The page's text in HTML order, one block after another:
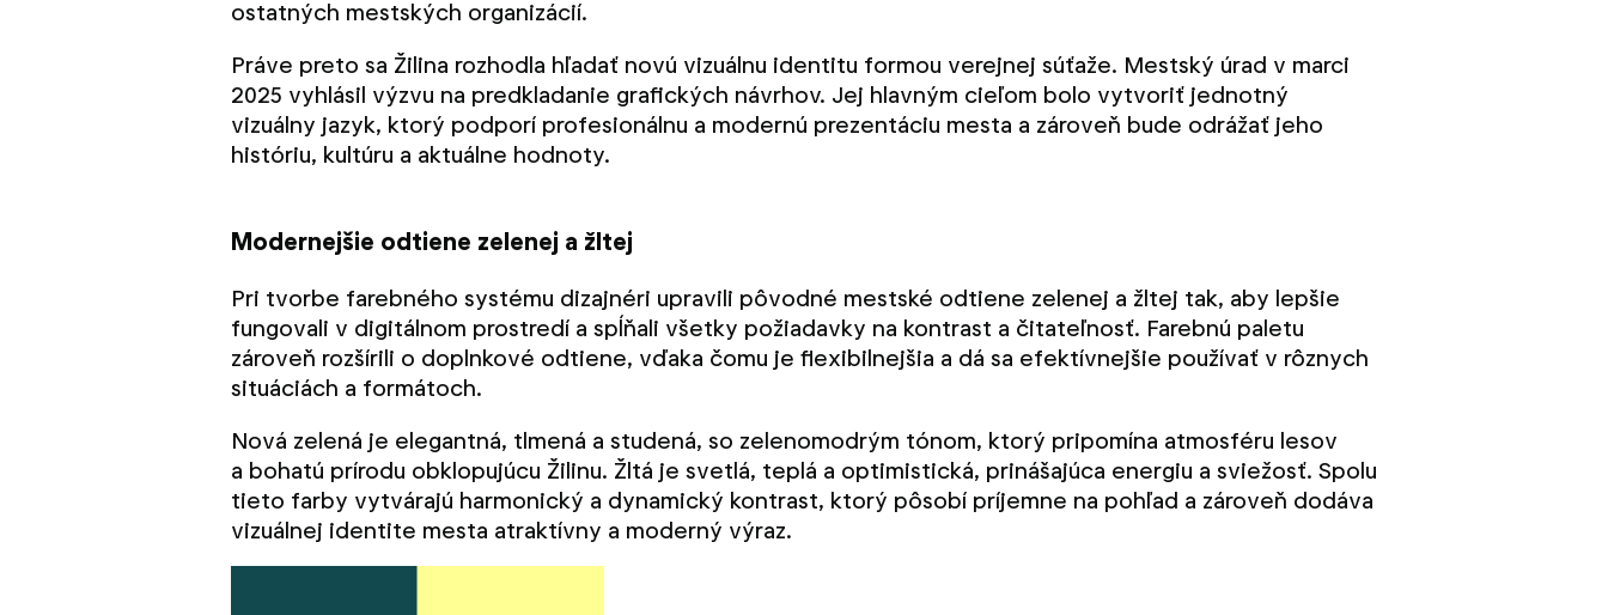
ostatných mestských organizácií.
Práve preto sa Žilina rozhodla hľadať novú vizuálnu identitu formou verejnej súťaže. Mestský úrad v marci
2025 vyhlásil výzvu na predkladanie grafických návrhov. Jej hlavným cieľom bolo vytvoriť jednotný
vizuálny jazyk, ktorý podporí profesionálnu a modernú prezentáciu mesta a zároveň bude odrážať jeho
históriu, kultúru a aktuálne hodnoty.
Modernejšie odtiene zelenej a žltej
Pri tvorbe farebného systému dizajnéri upravili pôvodné mestské odtiene zelenej a žltej tak, aby lepšie
fungovali v digitálnom prostredí a spĺňali všetky požiadavky na kontrast a čitateľnosť. Farebnú paletu
zároveň rozšírili o doplnkové odtiene, vďaka čomu je flexibilnejšia a dá sa efektívnejšie používať v rôznych
situáciách a formátoch.
Nová zelená je elegantná, tlmená a studená, so zelenomodrým tónom, ktorý pripomína atmosféru lesov
a bohatú prírodu obklopujúcu Žilinu. Žltá je svetlá, teplá a optimistická, prinášajúca energiu a sviežosť. Spolu
tieto farby vytvárajú harmonický a dynamický kontrast, ktorý pôsobí príjemne na pohľad a zároveň dodáva
vizuálnej identite mesta atraktívny a moderný výraz.